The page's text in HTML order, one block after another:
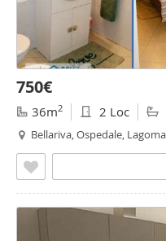
750€
36m2 2 Loc
Bellariva, Ospedale,